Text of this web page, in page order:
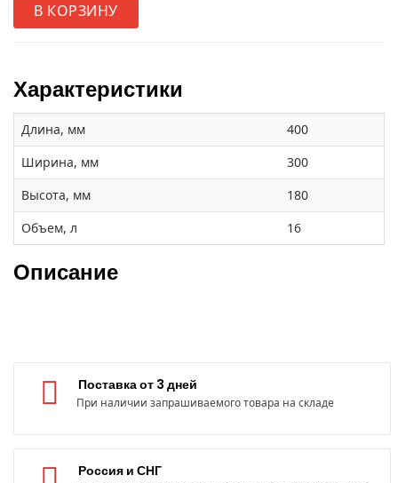
В КОРЗИНУ
Характеристики
Длина, мм
400
Ширина, мм
300
Высота, мм
180
Объем, л
16
Описание
Поставка от 3 дней
При наличии запрашиваемого товара на складе
Россия и СНГ